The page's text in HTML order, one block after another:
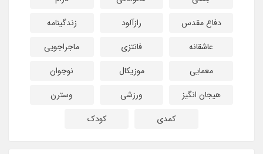
دفاع مقدس
رازآلود
زندگینامه
عاشقانه
فانتزی
ماجراجویی
معمایی
موزیکال
نوجوان
هیجان انگیز
ورزشی
وسترن
کمدی
کودک